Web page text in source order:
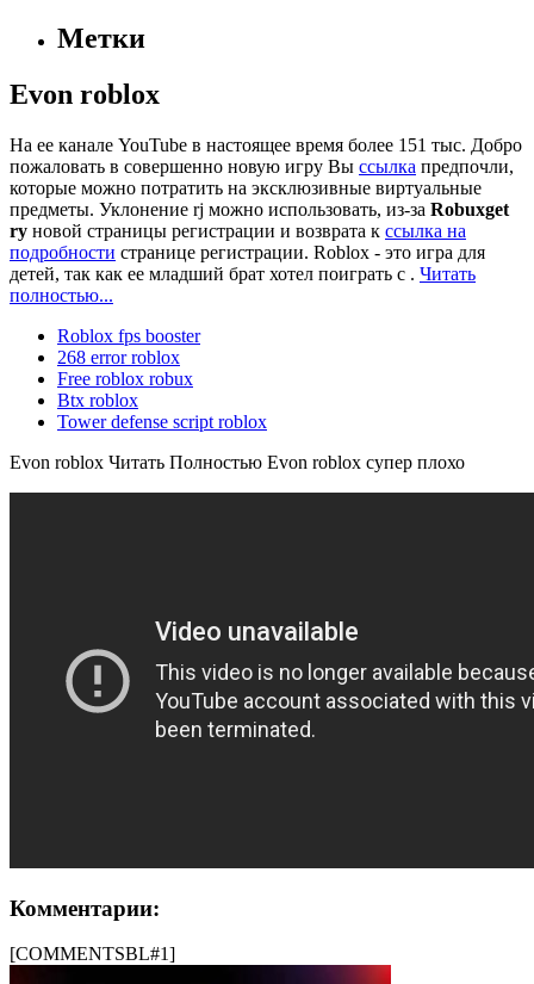
Метки
Evon roblox
На ее канале YouTube в настоящее время более 151 тыс. Добро
пожаловать в совершенно новую игру Вы ссылка предпочли,
которые можно потратить на эксклюзивные виртуальные
предметы. Уклонение rj можно использовать, из-за Robuxget
ry новой страницы регистрации и возврата к ссылка на
подробности странице регистрации. Roblox - это игра для
детей, так как ее младший брат хотел поиграть с . Читать
полностью...
Roblox fps booster
268 error roblox
Free roblox robux
Btx roblox
Tower defense script roblox
Evon roblox Читать Полностью Evon roblox супер плохо
Комментарии:
[COMMENTSBL#1]